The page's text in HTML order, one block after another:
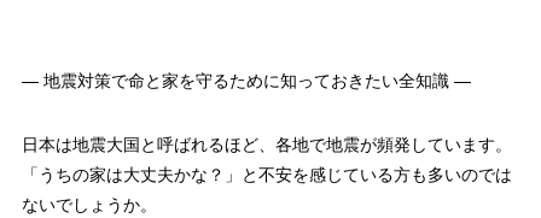
— 地震対策で命と家を守るために知っておきたい全知識 —
日本は地震大国と呼ばれるほど、各地で地震が頻発しています。
「うちの家は大丈夫かな？」と不安を感じている方も多いのでは
ないでしょうか。